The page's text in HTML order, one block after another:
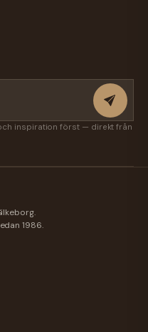
inspiration först — direkt från
1986.